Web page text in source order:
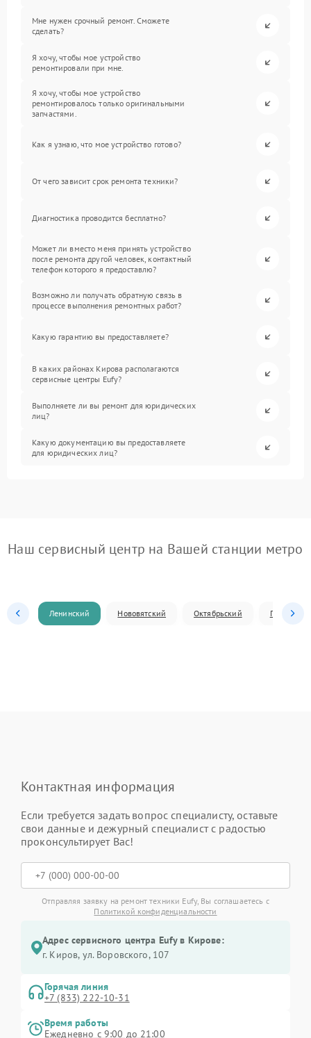
Мне нужен срочный ремонт. Сможете
сделать?
Я хочу, чтобы мое устройство
ремонтировали при мне.
Я хочу, чтобы мое устройство
ремонтировалось только оригинальными
запчастями.
Как я узнаю, что мое устройство готово?
От чего зависит срок ремонта техники?
Диагностика проводится бесплатно?
Может ли вместо меня принять устройство
после ремонта другой человек, контактный
телефон которого я предоставлю?
Возможно ли получать обратную связь в
процессе выполнения ремонтных работ?
Какую гарантию вы предоставляете?
В каких районах Кирова располагаются
сервисные центры Eufy?
Выполняете ли вы ремонт для юридических
лиц?
Какую документацию вы предоставляете
для юридических лиц?
Наш сервисный центр на Вашей станции метро
Ленинский Нововятский Октябрьский
Контактная информация
Если требуется задать вопрос специалисту, оставьте
свои данные и дежурный специалист с радостью
проконсультирует Вас!
Отправляя заявку на ремонт техники Eufy, Вы соглашаетесь с
Политикой конфиденциальности
Адрес сервисного центра Eufy в Кирове:
г. Киров, ул. Воровского, 107
Горячая линия
+7 (833) 222-10-31
Время работы
Ежедневно с 9:00 до 21:00